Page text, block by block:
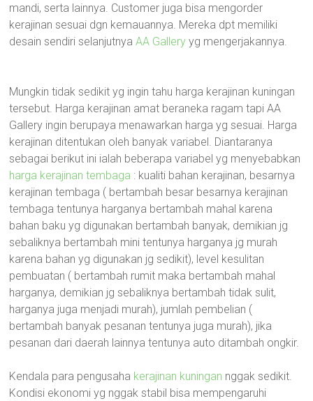
mandi, serta lainnya. Customer juga bisa mengorder
kerajinan sesuai dgn kemauannya. Mereka dpt memiliki
desain sendiri selanjutnyaAA Gallery yg mengerjakannya.
Mungkin tidak sedikit yg ingin tahu harga kerajinan kuningan
tersebut. Harga kerajinan amat beraneka ragam tapi AA
Gallery ingin berupaya menawarkan harga yg sesuai. Harga
kerajinan ditentukan oleh banyak variabel. Diantaranya
sebagai berikut ini ialah beberapa variabel yg menyebabkan
harga kerajinan tembaga : kualiti bahan kerajinan, besarnya
kerajinan tembaga ( bertambah besar besarnya kerajinan
tembaga tentunya harganya bertambah mahal karena
bahan baku yg digunakan bertambah banyak, demikian jg
sebaliknya bertambah mini tentunya harganya jg murah
karena bahan yg digunakan jg sedikit), level kesulitan
pembuatan ( bertambah rumit maka bertambah mahal
harganya, demikian jg sebaliknya bertambah tidak sulit,
harganya juga menjadi murah), jumlah pembelian (
bertambah banyak pesanan tentunya juga murah), jika
pesanan dari daerah lainnya tentunya auto ditambah ongkir.
Kendala para pengusaha kerajinan kuningan nggak sedikit.
Kondisi ekonomi yg nggak stabil bisa mempengaruhi